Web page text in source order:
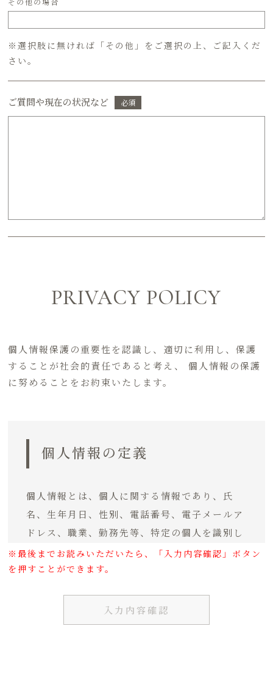
※選択肢に無ければ「その他」をご選択の上、ご記入くだ
さい。
ご質問や現在の状況など 必須
PRIVACY POLICY
個人情報保護の重要性を認識し、適切に利用し、保護
することが社会的責任であると考え、 個人情報の保護
に努めることをお約束いたします。
個人情報の定義
個人情報とは、個人に関する情報であり、氏
名、生年月日、性別、電話番号、電子メールア
ドレス、職業、勤務先等、特定の個人を識別し
得る情報をいいます。
個人情報の収集・利用
当サイトは、以下の目的のため、その範囲内に
※最後までお読みいただいたら、「入力内容確認」ボタン
を押すことができます。
入力内容確認